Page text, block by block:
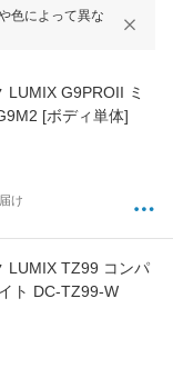
色によって異な
LUMIX G9PROII ミ
[ボディ単体]
け
LUMIX TZ99 コンパ
ト DC-TZ99-W